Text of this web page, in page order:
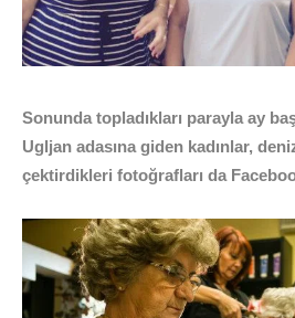
Sonunda topladıkları parayla ay
Ugljan adasına giden kadınlar,
çektirdikleri fotoğrafları da